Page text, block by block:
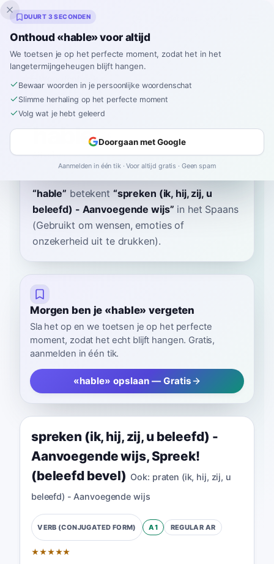
Inklingo
Home› Spaans›Woordenboek›hable
hable
AH-bleh ˈa.βle
“hable” betekent “spreken (ik, hij, zij, u
beleefd) - Aanvoegende wijs” in het Spaans
(Gebruikt om wensen, emoties of
onzekerheid uit te drukken).
Morgen ben je «hable» vergeten
Sla het op en we toetsen je op het perfecte
moment, zodat het echt blijft hangen. Gratis,
aanmelden in één tik.
«hable» opslaan — Gratis
spreken (ik, hij, zij, u beleefd) -
Aanvoegende wijs,Spreek!
(beleefd bevel) Ook: praten (ik, hij, zij, u
beleefd) - Aanvoegende wijs
VERB (CONJUGATED FORM) A1 REGULAR AR
★★★★★
DUURT 3 SECONDEN
Onthoud «hable» voor altijd
We toetsen je op het perfecte moment, zodat het in het
langetermijngeheugen blijft hangen.
Bewaar woorden in je persoonlijke woordenschat
Slimme herhaling op het perfecte moment
Volg wat je hebt geleerd
Doorgaan met Google
Aanmelden in één tik · Voor altijd gratis · Geen spam